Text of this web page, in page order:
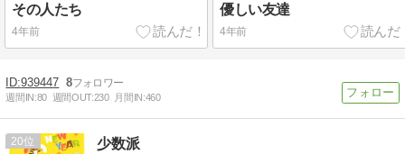
その人たち
4年前
優しい友達
4年前
939447 8
週間IN:80 週間OUT:230 月間IN:460
20 少数派